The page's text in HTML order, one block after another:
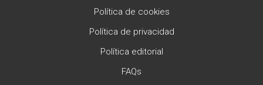
Política de cookies
Política de privacidad
Política editorial
FAQs